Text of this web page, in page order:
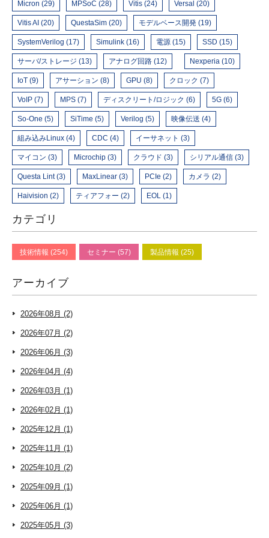
Micron (29) MPSoC (28) Vitis (24) Versal (20)
Vitis AI (20) QuestaSim (20) モデルベース開発 (19)
SystemVerilog (17) Simulink (16) 電源 (15) SSD (15)
サーバ/ストレージ (13) アナログ回路 (12) Nexperia (10)
IoT (9) アサーション (8) GPU (8) クロック (7)
VoIP (7) MPS (7) ディスクリート/ロジック (6) 5G (6)
So-One (5) SiTime (5) Verilog (5) 映像伝送 (4)
組み込みLinux (4) CDC (4) イーサネット (3)
マイコン (3) Microchip (3) クラウド (3) シリアル通信 (3)
Questa Lint (3) MaxLinear (3) PCIe (2) カメラ (2)
Haivision (2) ティアフォー (2) EOL (1)
カテゴリ
技術情報 (254) セミナー (57) 製品情報 (25)
アーカイブ
2026年08月 (2)
2026年07月 (2)
2026年06月 (3)
2026年04月 (4)
2026年03月 (1)
2026年02月 (1)
2025年12月 (1)
2025年11月 (1)
2025年10月 (2)
2025年09月 (1)
2025年06月 (1)
2025年05月 (3)